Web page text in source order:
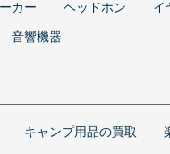
カー ヘッドホン イ
音響機器
キャンプ用品の買取